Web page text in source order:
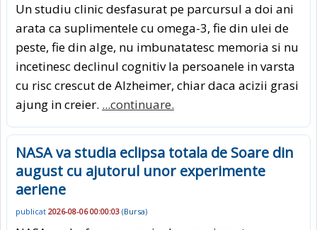
Un studiu clinic desfasurat pe parcursul a doi ani
arata ca suplimentele cu omega-3, fie din ulei de
peste, fie din alge, nu imbunatatesc memoria si nu
incetinesc declinul cognitiv la persoanele in varsta
cu risc crescut de Alzheimer, chiar daca acizii grasi
ajung in creier. ...continuare.
NASA va studia eclipsa totala de Soare din
august cu ajutorul unor experimente
aeriene
publicat 2026-08-06 00:00:03 (Bursa)